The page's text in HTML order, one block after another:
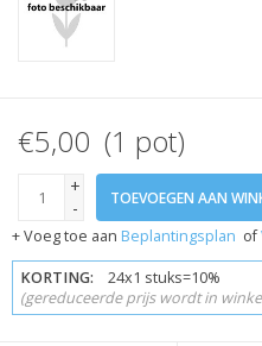
€5,00 (1 pot)
+
-
TOEVOEGEN AAN
+ Voeg toe aan Beplantingsplan of
KORTING: 24x1 stuks=10%
(gereduceerde prijs wordt in